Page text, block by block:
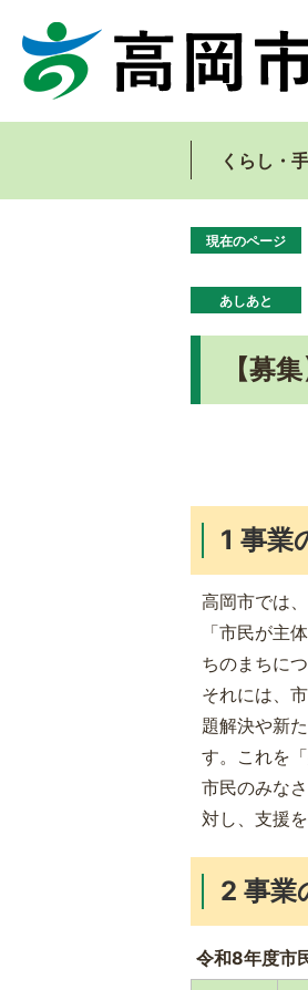
くらし・
現在のページ
あしあと
【募
1 事業
高岡市では
「市民が主
ちのまちに
それには、
題解決や新
す。これを「
市民のみな
対し、支援を
2 事業
令和8年度市